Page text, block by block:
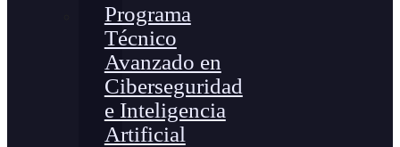
Programa
Técnico
Avanzado en
Ciberseguridad
e Inteligencia
Artificial